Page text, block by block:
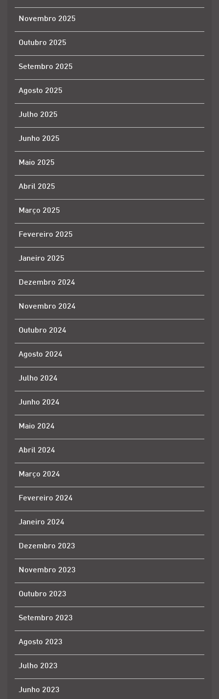
Novembro 2025
Outubro 2025
Setembro 2025
Agosto 2025
Julho 2025
Junho 2025
Maio 2025
Abril 2025
Março 2025
Fevereiro 2025
Janeiro 2025
Dezembro 2024
Novembro 2024
Outubro 2024
Agosto 2024
Julho 2024
Junho 2024
Maio 2024
Abril 2024
Março 2024
Fevereiro 2024
Janeiro 2024
Dezembro 2023
Novembro 2023
Outubro 2023
Setembro 2023
Agosto 2023
Julho 2023
Junho 2023